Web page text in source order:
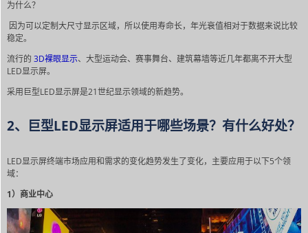
为什么？
因为可以定制大尺寸显示区域，所以使用寿命长，年光衰值相对于数据来说比较
稳定。
流行的 3D裸眼显示、大型运动会、赛事舞台、建筑幕墙等近几年都离不开大型
LED显示屏。
采用巨型LED显示屏是21世纪显示领域的新趋势。
2、巨型LED显示屏适用于哪些场景？有什么好处？
LED显示屏终端市场应用和需求的变化趋势发生了变化，主要应用于以下5个领
域：
1）商业中心